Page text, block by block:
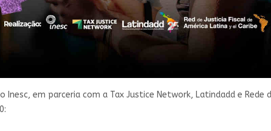
Inesc, em parceria com a Tax Justice Network, Latindadd e Rede